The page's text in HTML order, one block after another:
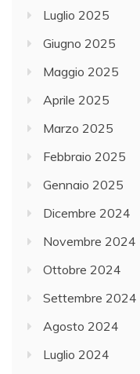
Luglio 2025
Giugno 2025
Maggio 2025
Aprile 2025
Marzo 2025
Febbraio 2025
Gennaio 2025
Dicembre 2024
Novembre 2024
Ottobre 2024
Settembre 2024
Agosto 2024
Luglio 2024